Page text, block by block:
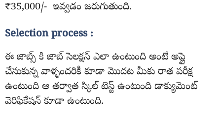
₹35,000/- ఇవ్వడం జరుగుతుంది.
Selection process :
ఈ జాబ్స్ కి జాబ్ సెలక్షన్ ఎలా ఉంటుంది అంటే అప్లై
చేసుకున్న వాళ్ళందరికీ కూడా మొదట మీకు రాత పరీక్ష
ఉంటుంది ఆ తర్వాత స్కిల్ టెస్ట్ ఉంటుంది డాక్యుమెంట్
వెరిఫికేషన్ కూడా ఉంటుంది.